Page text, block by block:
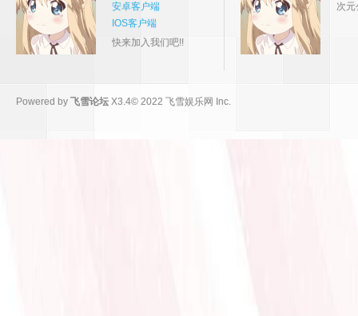
安卓客户端
IOS客户端
快来加入我们吧!!
次元
Powered by 飞雪论坛 X3.4© 2022 飞雪娱乐网 Inc.